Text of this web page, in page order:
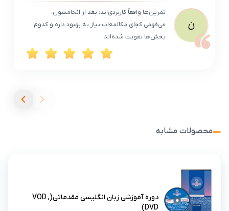
ن
تمرین‌ها واقعاً کاربردی‌اند؛ بعد از انجامشون،
می‌فهمی کجای مکالمه‌ات نیاز به بهبود داره و کدوم
بخش‌ها تقویت شده‌اند.
محصولات مشابه
دوره آموزشی زبان انگلیسی مقدماتی(VOD ,
DVD)